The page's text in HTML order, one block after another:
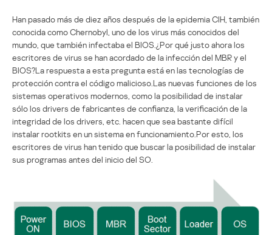
Han pasado más de diez años después de la epidemia CIH, también
conocida como Chernobyl, uno de los virus más conocidos del
mundo, que también infectaba el BIOS.¿Por qué justo ahora los
escritores de virus se han acordado de la infección del MBR y el
BIOS?La respuesta a esta pregunta está en las tecnologías de
protección contra el código malicioso.Las nuevas funciones de los
sistemas operativos modernos, como la posibilidad de instalar
sólo los drivers de fabricantes de confianza, la verificación de la
integridad de los drivers, etc. hacen que sea bastante difícil
instalar rootkits en un sistema en funcionamiento.Por esto, los
escritores de virus han tenido que buscar la posibilidad de instalar
sus programas antes del inicio del SO.